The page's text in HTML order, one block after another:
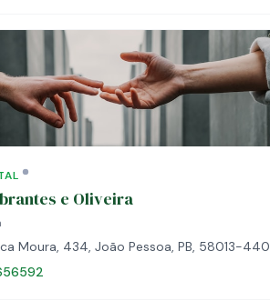
e Oliveira
Moura, 434, João Pessoa, PB, 58013-440